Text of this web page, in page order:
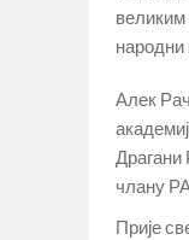
великим
народни
Алек
члану
Прије